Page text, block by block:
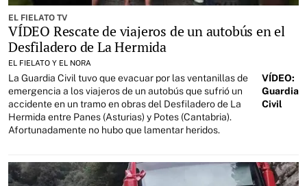
EL FIELATO TV
VÍDEO Rescate de viajeros de un autobús en el
Desfiladero de La Hermida
EL FIELATO Y EL NORA
La Guardia Civil tuvo que evacuar por las ventanillas de
emergencia a los viajeros de un autobús que sufrió un
accidente en un tramo en obras del Desfiladero de La
Hermida entre Panes (Asturias) y Potes (Cantabria).
Afortunadamente no hubo que lamentar heridos.
VÍDEO:
Guardia
Civil